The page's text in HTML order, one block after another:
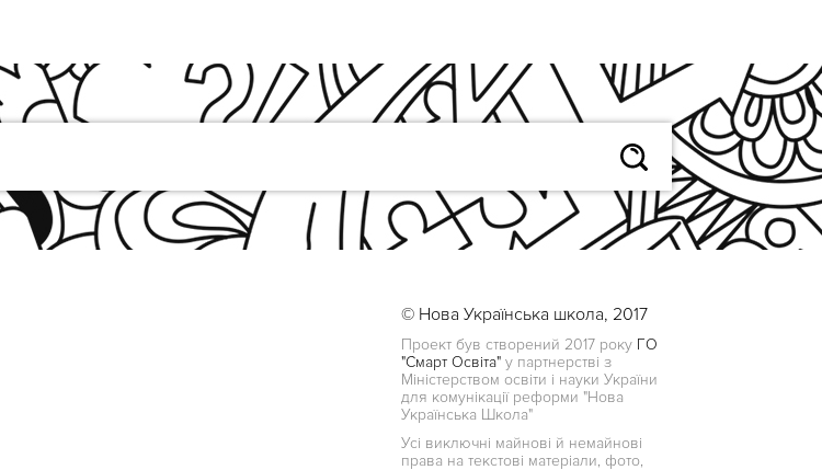
© Нова Українська школа, 2017
Проект був створений 2017 року ГО
"Смарт Освіта" у партнерстві з
Міністерством освіти і науки України
для комунікації реформи "Нова
Українська Школа"
Усі виключні майнові й немайнові
права на текстові матеріали, фото,